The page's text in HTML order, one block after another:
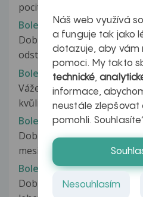
pocit nepohodlí v horní
Bolest břicha
Dobrý den, jsem po operaci
odstraněn) již 1,5 roku.
Bolest břicha
Vážený pane doktore,
kvůli bolestem břicha. Asi...
Bolest břicha
Dobrý deň, Chcela by som
mesiaca mám problém v
Bolest břicha
Dobry den, jiz nejaky tyden
Náš web využívá
a funguje tak jako
dotazuje, aby vám
pomoci. My takto
technické,
informace,
neustále zlepšovat
pomohli.
Nesouhlasím